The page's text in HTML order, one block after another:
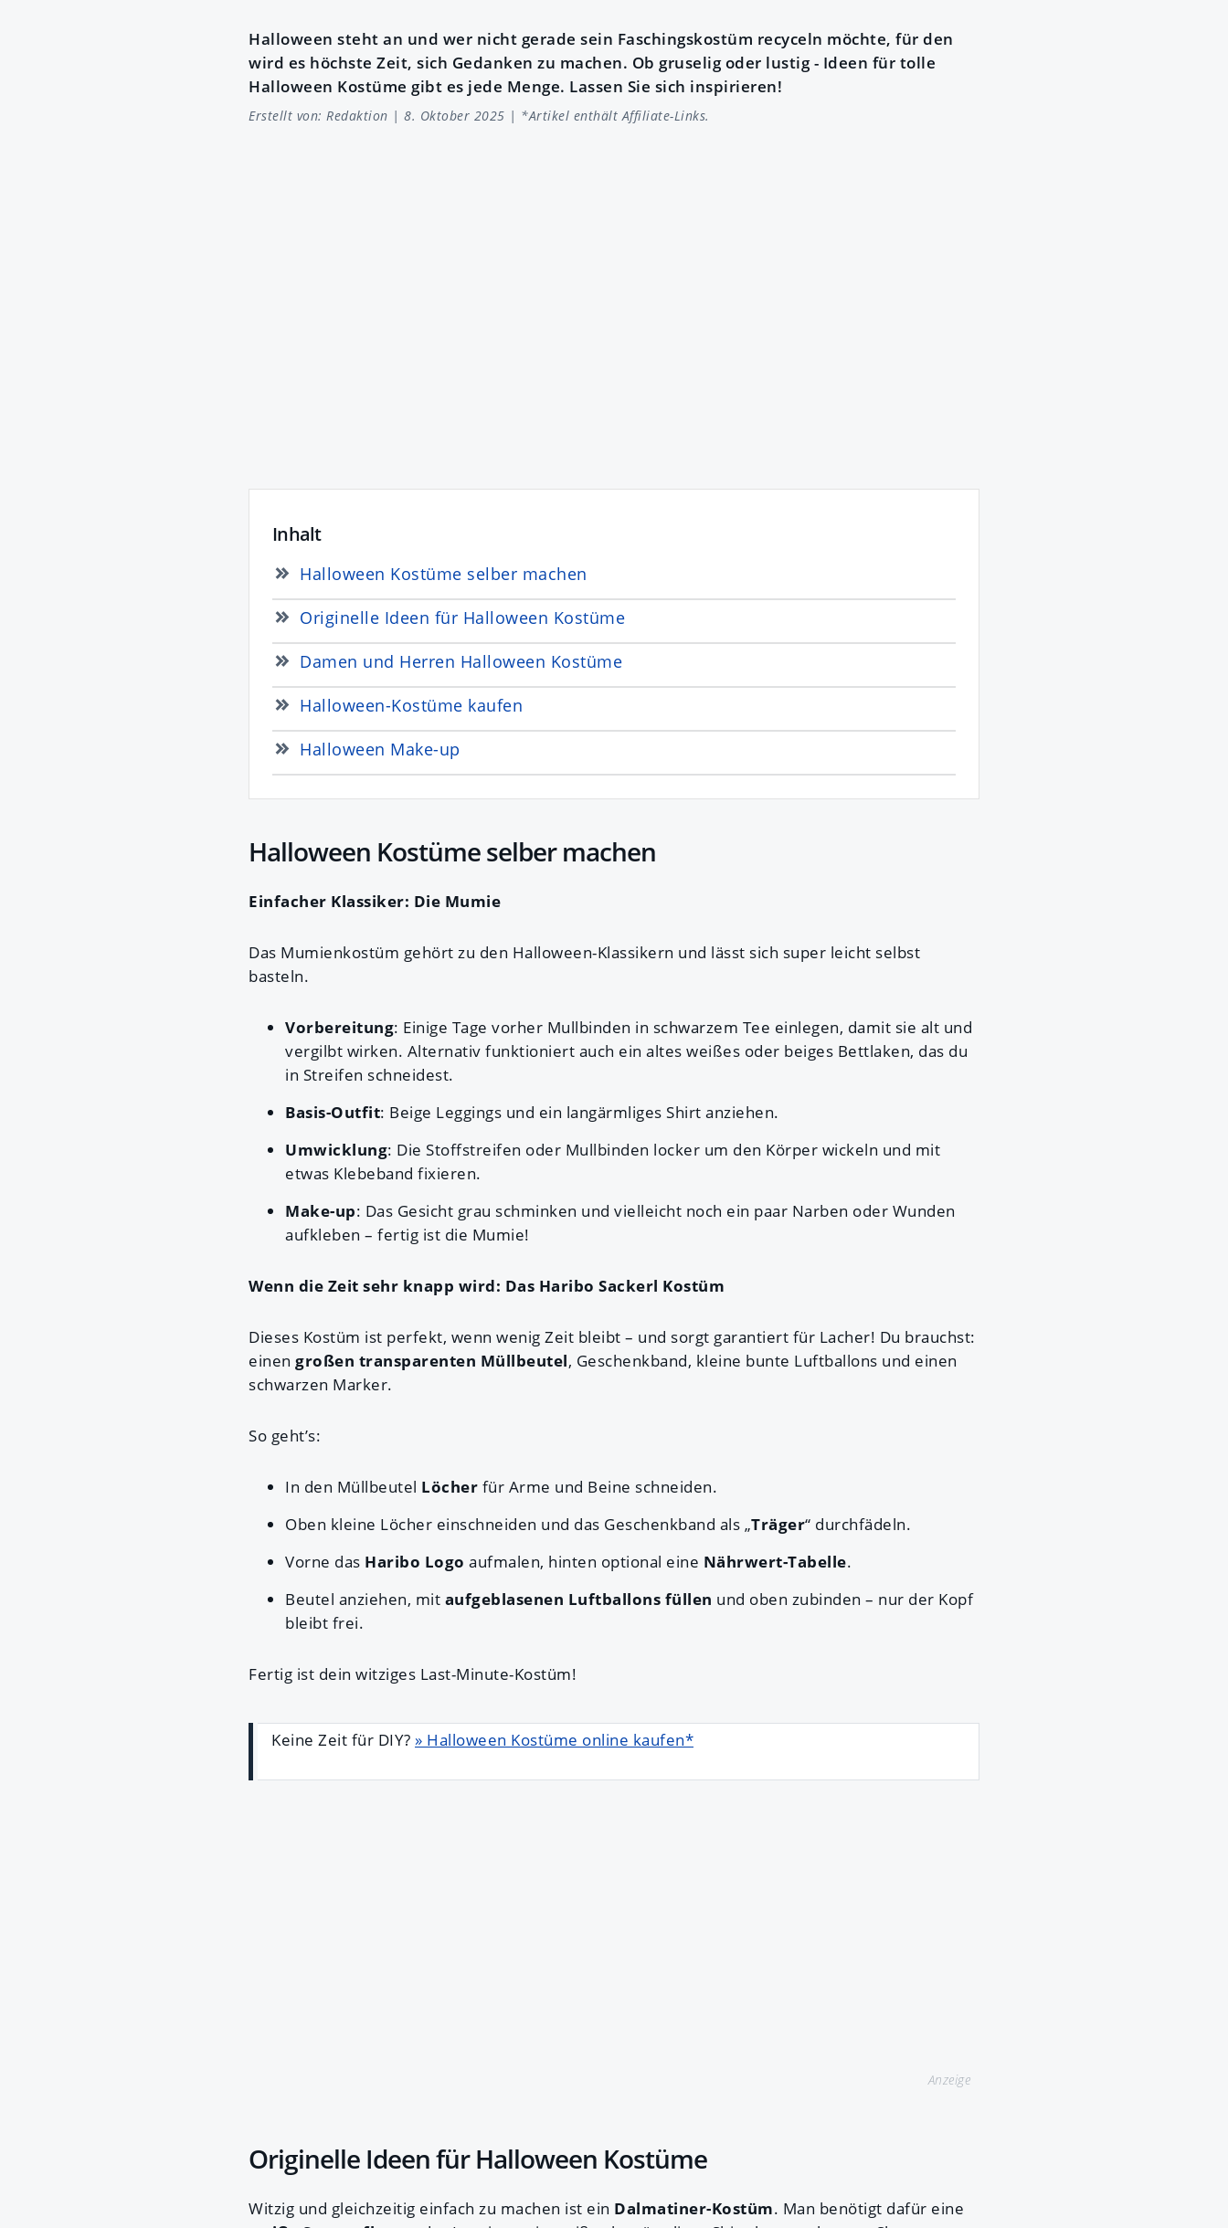
Halloween steht an und wer nicht gerade sein Faschingskostüm recyceln möchte, für den
wird es höchste Zeit, sich Gedanken zu machen. Ob gruselig oder lustig - Ideen für tolle
Halloween Kostüme gibt es jede Menge. Lassen Sie sich inspirieren!
Erstellt von: Redaktion | 8. Oktober 2025 | *Artikel enthält Affiliate-Links.
Inhalt
Halloween Kostüme selber machen
Originelle Ideen für Halloween Kostüme
Damen und Herren Halloween Kostüme
Halloween-Kostüme kaufen
Halloween Make-up
Halloween Kostüme selber machen
Einfacher Klassiker: Die Mumie
Das Mumienkostüm gehört zu den Halloween-Klassikern und lässt sich super leicht selbst
basteln.
Vorbereitung: Einige Tage vorher Mullbinden in schwarzem Tee einlegen, damit sie alt und
vergilbt wirken. Alternativ funktioniert auch ein altes weißes oder beiges Bettlaken, das du
in Streifen schneidest.
Basis-Outfit: Beige Leggings und ein langärmliges Shirt anziehen.
Umwicklung: Die Stoffstreifen oder Mullbinden locker um den Körper wickeln und mit
etwas Klebeband fixieren.
Make-up: Das Gesicht grau schminken und vielleicht noch ein paar Narben oder Wunden
aufkleben – fertig ist die Mumie!
Wenn die Zeit sehr knapp wird: Das Haribo Sackerl Kostüm
Dieses Kostüm ist perfekt, wenn wenig Zeit bleibt – und sorgt garantiert für Lacher! Du brauchst:
einen großen transparenten Müllbeutel, Geschenkband, kleine bunte Luftballons und einen
schwarzen Marker.
So geht’s:
In den Müllbeutel Löcher für Arme und Beine schneiden.
Oben kleine Löcher einschneiden und das Geschenkband als „Träger“ durchfädeln.
Vorne das Haribo Logo aufmalen, hinten optional eine Nährwert-Tabelle.
Beutel anziehen, mit aufgeblasenen Luftballons füllen und oben zubinden – nur der Kopf
bleibt frei.
Fertig ist dein witziges Last-Minute-Kostüm!
Keine Zeit für DIY? » Halloween Kostüme online kaufen*
Anzeige
Originelle Ideen für Halloween Kostüme
Witzig und gleichzeitig einfach zu machen ist ein Dalmatiner-Kostüm. Man benötigt dafür eine